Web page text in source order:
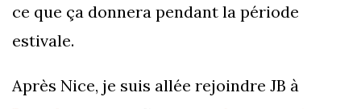
ce que ça donnera pendant la période
estivale.
Après Nice, je suis allée rejoindre JB à